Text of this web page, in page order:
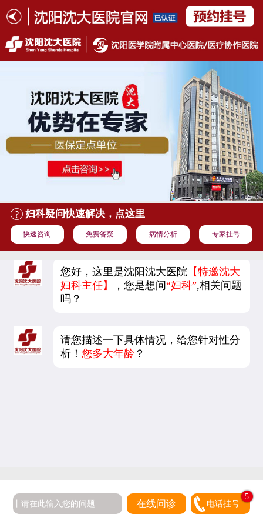
妇科疑问快速解决，点这里
快速咨询 免费答疑 病情分析 专家挂号
您好，这里是沈阳沈大医院 【特邀沈大
妇科主任】
，您是想问“妇科”,相关问题
吗？
请您描述一下具体情况，给您针对性分
析！您多大年龄 ？
在线问诊 电话挂号
5